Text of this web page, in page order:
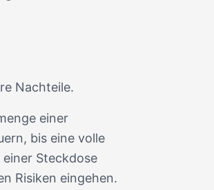
Nachteile.
einer
bis eine volle
Steckdose
Risiken eingehen.